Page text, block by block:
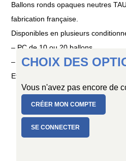
Ballons ronds opaques neutres
fabrication française.
Disponibles en plusieurs
– PC de 10 ou 20 ballons
– SAC de 50 ou 100 ballons
Et en plusieurs tailles : Ø 25/29 cm
CHOIX DES
Vous n'avez pas encore de
CRÉER MON COMPTE
SE CONNECTER